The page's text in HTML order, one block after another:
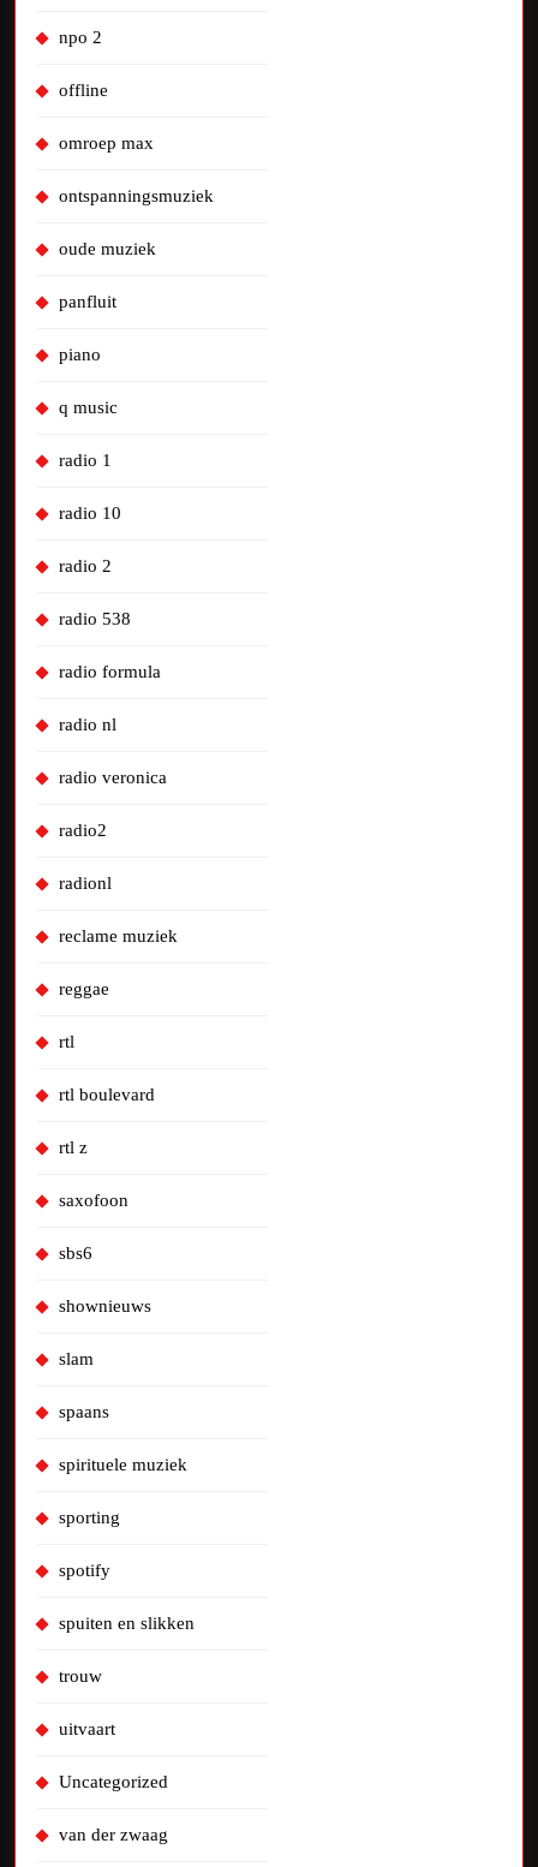
npo 2
offline
omroep max
ontspanningsmuziek
oude muziek
panfluit
piano
q music
radio 1
radio 10
radio 2
radio 538
radio formula
radio nl
radio veronica
radio2
radionl
reclame muziek
reggae
rtl
rtl boulevard
rtl z
saxofoon
sbs6
shownieuws
slam
spaans
spirituele muziek
sporting
spotify
spuiten en slikken
trouw
uitvaart
Uncategorized
van der zwaag